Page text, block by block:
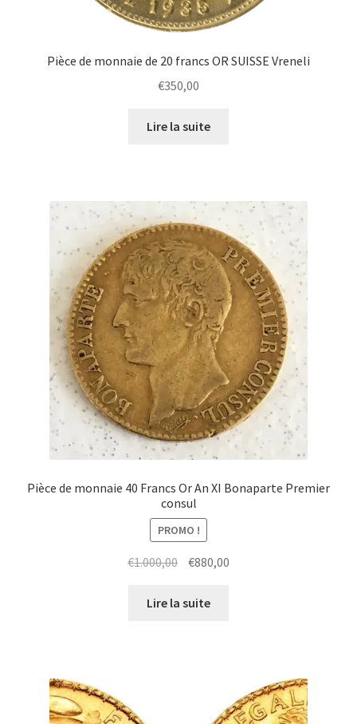
Pièce de monnaie de 20 francs OR SUISSE Vreneli
€350,00
Lire la suite
Pièce de monnaie 40 Francs Or An XI Bonaparte Premier
consul
PROMO !
€1.000,00 €880,00
Lire la suite